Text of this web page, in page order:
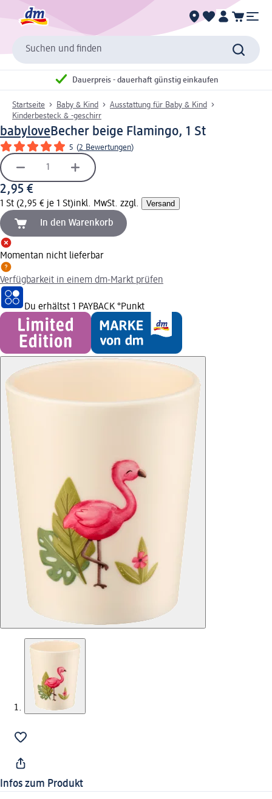
Suchen und finden
Dauerpreis - dauerhaft günstig einkaufen
Startseite Baby & Kind
Ausstattung für Baby & Kind
Kinderbesteck & -geschirr
babyloveBecher beige Flamingo, 1 St
5 (2 Bewertungen)
2,95 €
1 St (2,95 € je 1 St)inkl. MwSt. zzgl. Versand
In den Warenkorb
Momentan nicht lieferbar
Verfügbarkeit in einem dm-Markt prüfen
Du erhältst 1 PAYBACK °Punkt
Infos zum Produkt